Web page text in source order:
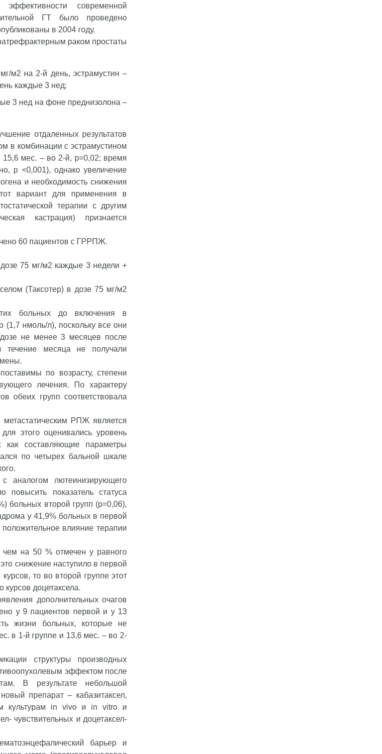
современной
ГТ было проведено
в 2004 году.
раком простаты
м2 на 2-й день, эстрамустин –
каждые 3 нед;
3 нед на фоне преднизолона –
отдаленных результатов
в комбинации с эстрамустином
15,6 мес. – во 2-й, р=0,02; время
р <0,001), однако увеличение
и необходимость снижения
вариант для применения в
терапии с другим
кастрация) признается
60 пациентов с ГРРПЖ.
дозе 75 мг/м2 каждые 3 недели +
(Таксотер) в дозе 75 мг/м2
больных до включения в
(1,7 нмоль/л), поскольку все они
не менее 3 месяцев после
в течение месяца не получали
по возрасту, степени
лечения. По характеру
обеих групп соответствовала
РПЖ является
этого оценивались уровень
как составляющие параметры
по четырех бальной шкале
аналогом лютеинизирующего
повысить показатель статуса
больных второй групп (p=0,06),
у 41,9% больных в первой
влияние терапии
на 50 % отмечен у равного
снижение наступило в первой
то во второй группе этот
курсов доцетаксела.
дополнительных очагов
у 9 пациентов первой и у 13
жизни больных, которые не
в 1-й группе и 13,6 мес. – во 2-
структуры производных
эффектом после
В результате небольшой
препарат – кабазитаксел,
культурам in vivo и in vitro и
чувствительных и доцетаксел-
барьер и